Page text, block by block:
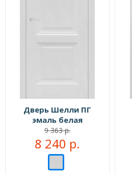
Дверь Шелли ПГ
эмаль белая
9 363 р.
8 240 р.